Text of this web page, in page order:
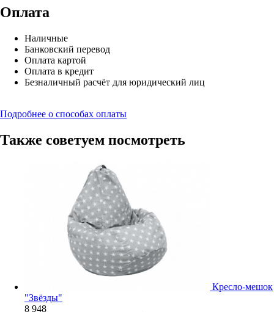
Оплата
Наличные
Банковский перевод
Оплата картой
Оплата в кредит
Безналичный расчёт для юридический лиц
Подробнее о способах оплаты
Также советуем посмотреть
Кресло-мешок
"Звёзды"
8 948